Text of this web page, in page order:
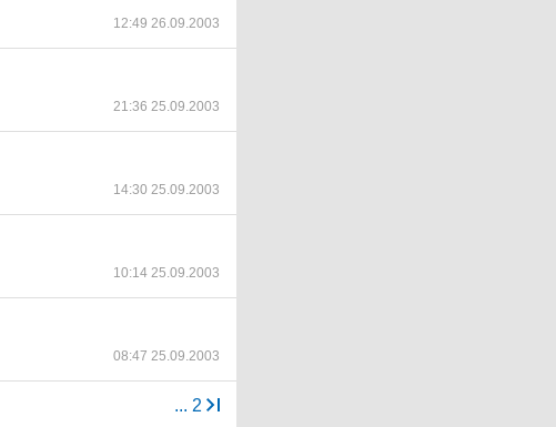
12:49 26.09.2003
21:36 25.09.2003
14:30 25.09.2003
10:14 25.09.2003
08:47 25.09.2003
... 2